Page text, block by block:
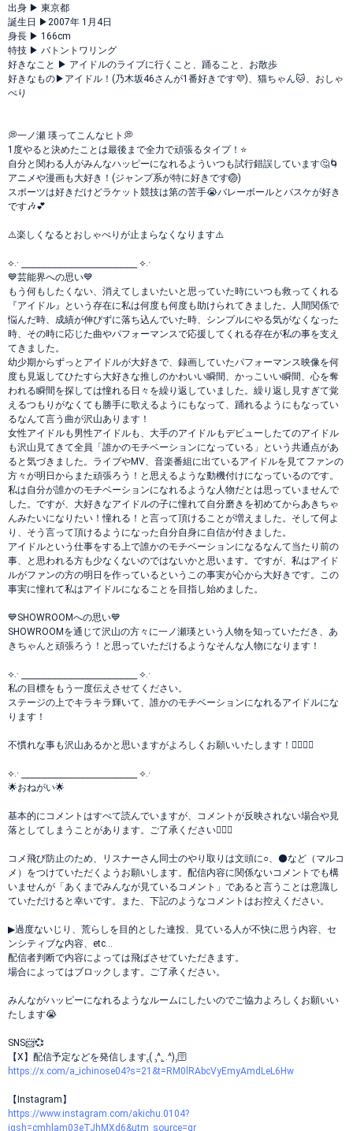
出身 ▶︎ 東京都
誕生日 ▶︎2007年 1月4日
身長 ▶︎ 166cm
特技 ▶︎ バトントワリング
好きなこと ▶︎ アイドルのライブに行くこと、踊ること、お散歩
好きなもの▶︎アイドル！(乃木坂46さんが1番好きです💜)、猫ちゃん🐱、おしゃ
べり
💭一ノ瀬 瑛ってこんなヒト💭
1度やると決めたことは最後まで全力で頑張るタイプ！⭐️
自分と関わる人がみんなハッピーになれるよういつも試行錯誤しています🤔🌀
アニメや漫画も大好き！(ジャンプ系が特に好きです🏐)
スポーツは好きだけどラケット競技は第の苦手😭バレーボールとバスケが好き
です🎶💕
⚠️楽しくなるとおしゃべりが止まらなくなります⚠️
⟡.· ⎯⎯⎯⎯⎯⎯⎯⎯⎯⎯⎯⎯⎯⎯⎯⎯⎯⎯⎯⎯⎯ ⟡.·
💙芸能界への思い💙
もう何もしたくない、消えてしまいたいと思っていた時にいつも救ってくれる
『アイドル』という存在に私は何度も何度も助けられてきました。人間関係で
悩んだ時、成績が伸びずに落ち込んでいた時、シンプルにやる気がなくなった
時、その時に応じた曲やパフォーマンスで応援してくれる存在が私の事を支え
てきました。
幼少期からずっとアイドルが大好きで、録画していたパフォーマンス映像を何
度も見返してひたすら大好きな推しのかわいい瞬間、かっこいい瞬間、心を奪
われる瞬間を探しては憧れる日々を繰り返していました。繰り返し見すぎて覚
えるつもりがなくても勝手に歌えるようにもなって、踊れるようにもなってい
るなんて言う曲が沢山あります！
女性アイドルも男性アイドルも、大手のアイドルもデビューしたてのアイドル
も沢山見てきて全員「誰かのモチベーションになっている」という共通点があ
ると気づきました。ライブやMV、音楽番組に出ているアイドルを見てファンの
方々が明日からまた頑張ろう！と思えるような動機付けになっているのです。
私は自分が誰かのモチベーションになれるような人物だとは思っていませんで
した。ですが、大好きなアイドルの子に憧れて自分磨きを初めてからあきちゃ
んみたいになりたい！憧れる！と言って頂けることが増えました。そして何よ
り、そう言って頂けるようになった自分自身に自信が付きました。
アイドルという仕事をする上で誰かのモチベーションになるなんて当たり前の
事、と思われる方も少なくないのではないかと思います。ですが、私はアイド
ルがファンの方の明日を作っているというこの事実が心から大好きです。この
事実に憧れて私はアイドルになることを目指し始めました。
💙SHOWROOMへの思い💙
SHOWROOMを通じて沢山の方々に一ノ瀬瑛という人物を知っていただき、あ
きちゃんと頑張ろう！と思っていただけるようなそんな人物になります！
⟡.· ⎯⎯⎯⎯⎯⎯⎯⎯⎯⎯⎯⎯⎯⎯⎯⎯⎯⎯⎯⎯⎯ ⟡.·
私の目標をもう一度伝えさせてください。
ステージの上でキラキラ輝いて、誰かのモチベーションになれるアイドルにな
ります！
不慣れな事も沢山あるかと思いますがよろしくお願いいたします！🙇🏻‍♀️✨
⟡.· ⎯⎯⎯⎯⎯⎯⎯⎯⎯⎯⎯⎯⎯⎯⎯⎯⎯⎯⎯⎯⎯ ⟡.·
🌟おねがい🌟
基本的にコメントはすべて読んでいますが、コメントが反映されない場合や見
落としてしまうことがあります。ご了承ください🙇🏻‍♀️
コメ飛び防止のため、リスナーさん同士のやり取りは文頭に○、⚫️など（マルコ
メ）をつけていただくようお願いします。配信内容に関係ないコメントでも構
いませんが「あくまでみんなが見ているコメント」であると言うことは意識し
ていただけると幸いです。また、下記のようなコメントはお控えください。
▶︎過度ないじり、荒らしを目的とした連投、見ている人が不快に思う内容、セ
ンシティブな内容、etc…
配信者判断で内容によっては飛ばさせていただきます。
場合によってはブロックします。ご了承ください。
みんながハッピーになれるようなルームにしたいのでご協力よろしくお願いい
たします😭
SNS📨💞
【X】配信予定などを発信します꜀( ꜆^. ̫.^)꜆🛜
https://x.com/a_ichinose04?s=21&t=RM0lRAbcVyEmyAmdLeL6Hw
【Instagram】
https://www.instagram.com/akichu.0104?
igsh=cmhlam03eTJhMXd6&utm_source=qr